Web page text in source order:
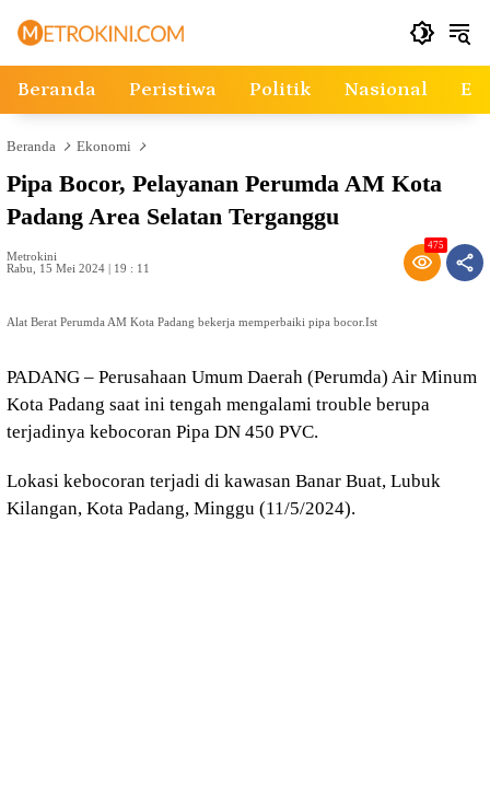
Beranda Peristiwa Politik Nasional
Beranda Ekonomi
Pipa Bocor, Pelayanan Perumda AM Kota
Padang Area Selatan Terganggu
Metrokini
Rabu, 15 Mei 2024 | 19 : 11
475
Alat Berat Perumda AM Kota Padang bekerja memperbaiki pipa bocor.Ist
PADANG – Perusahaan Umum Daerah (Perumda) Air Minum
Kota Padang saat ini tengah mengalami trouble berupa
terjadinya kebocoran Pipa DN 450 PVC.
Lokasi kebocoran terjadi di kawasan Banar Buat, Lubuk
Kilangan, Kota Padang, Minggu (11/5/2024).